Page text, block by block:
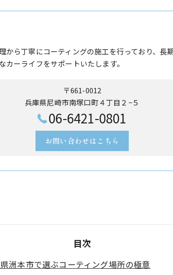
から丁寧にコーティングの施工を行っており、
カーライフをサポートいたします。
〒661-0012
兵庫県尼崎市南塚口町４丁目２−５
06-6421-0801
お問い合わせはこちら
目次
洲本市で選ぶコーティング場所の極意